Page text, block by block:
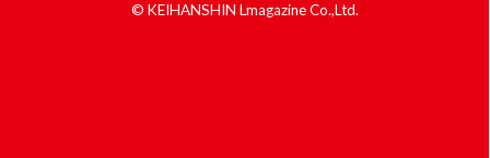
© KEIHANSHIN Lmagazine Co.,Ltd.